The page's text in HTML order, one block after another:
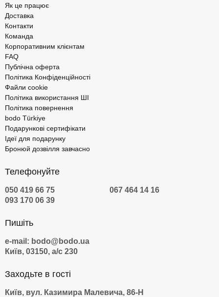
Як це працює
Доставка
Контакти
Команда
Корпоративним клієнтам
FAQ
Публічна оферта
Політика Конфіденційності
Файли cookie
Політика використання ШІ
Політика повернення
bodo Türkiye
Подарункові сертифікати
Ідеї для подарунку
Бронюй дозвілля завчасно
Телефонуйте
050 419 66 75
067 464 14 16
093 170 06 39
Пишіть
e-mail: bodo@bodo.ua
Київ, 03150, а/с 230
Заходьте в гості
Київ, вул. Казимира Малевича, 86-Н